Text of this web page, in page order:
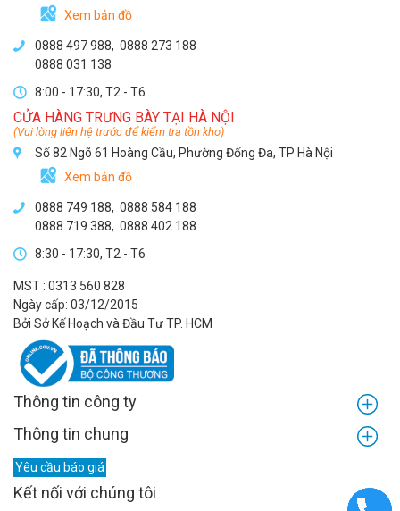
Xem bản đồ
0888 497 988, 0888 273 188
0888 031 138
8:00 - 17:30, T2 - T6
CỬA HÀNG TRƯNG BÀY TẠI HÀ NỘI
(Vui lòng liên hệ trước để kiểm tra tồn kho)
Số 82 Ngõ 61 Hoàng Cầu, Phường Đống Đa, TP Hà Nội
Xem bản đồ
0888 749 188, 0888 584 188
0888 719 388, 0888 402 188
8:30 - 17:30, T2 - T6
MST : 0313 560 828
Ngày cấp: 03/12/2015
Bởi Sở Kế Hoạch và Đầu Tư TP. HCM
Thông tin công ty
Thông tin chung
Yêu cầu báo giá
Kết nối với chúng tôi